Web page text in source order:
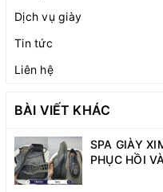
Dịch vụ giày
Tin tức
Liên hệ
BÀI VIẾT KHÁC
SPA GIÀY
PHỤC HỒI